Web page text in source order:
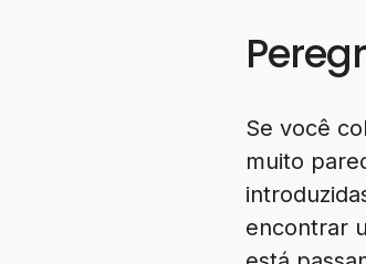
Se você
muito
encontrar